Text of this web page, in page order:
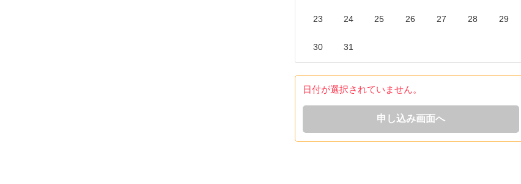
23 24 25 26 27 28 29
30 31
日付が選択されていません。
申し込み画面へ